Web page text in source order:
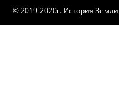
© 2019-2020г. История